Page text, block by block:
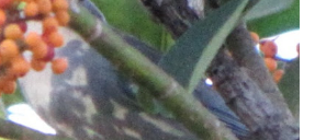
o suco da jabuticaba. Na receita da
o modo de se fazer o suco para
Achei uma boa receita com
vídeo, no Yout...